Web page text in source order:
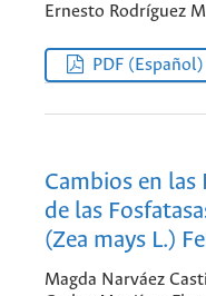
Ernesto Rodríguez
PDF (Español)
Cambios en
de las
(Zea mays L.)
Magda Narváez